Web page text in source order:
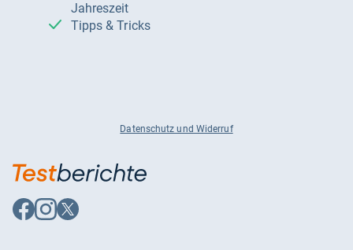
Jahreszeit
Tipps & Tricks
Datenschutz und Widerruf
Auf
Facebook
Auf
Instagram
Auf
X